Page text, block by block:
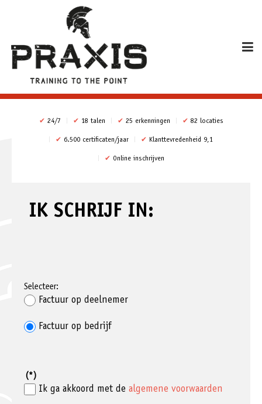
✔ 24/7 ✔ 18 talen ✔ 25 erkenningen ✔ 82 locaties
✔ 6.500 certificaten/jaar ✔ Klanttevredenheid 9,1
✔ Online inschrijven
IK SCHRIJF IN:
Selecteer:
Factuur op deelnemer
Factuur op bedrijf
(*)
Ik ga akkoord met de algemene voorwaarden